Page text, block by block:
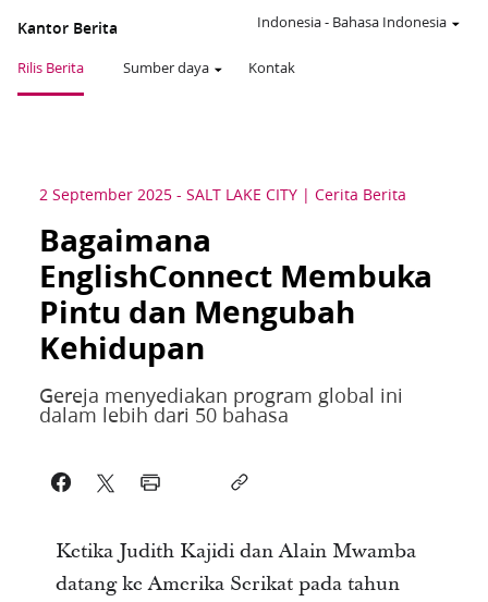
Kantor Berita
Rilis Berita Sumber daya Kontak
Indonesia- Bahasa Indonesia
2 September 2025 - SALT LAKE CITY Cerita Berita
Bagaimana
EnglishConnect Membuka
Pintu dan Mengubah
Kehidupan
Gereja menyediakan program global ini
dalam lebih dari 50 bahasa
Ketika Judith Kajidi dan Alain Mwamba
datang ke Amerika Serikat pada tahun